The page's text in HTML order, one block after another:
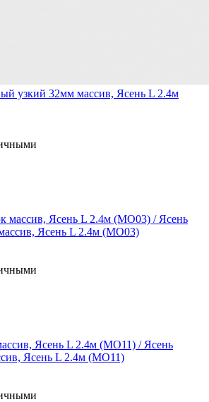
узкий 32мм массив, Ясень L 2.4м
Ясень L 2.4м (MO03)
Ясень L 2.4м (MO11)